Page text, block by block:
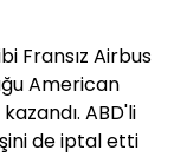
Fransız Airbus
American
ABD'li
de iptal etti